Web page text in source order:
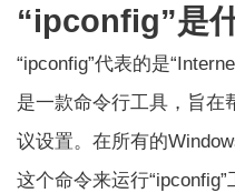
“ipconfig”是
“ipconfig”代表的是
是一款命令行工具，旨在
议设置。在所有的
这个命令来运行